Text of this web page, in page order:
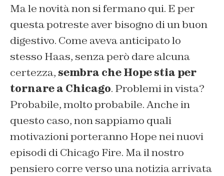
Ma le novità non si fermano qui. E per
questa potreste aver bisogno di un buon
digestivo. Come aveva anticipato lo
stesso Haas, senza però dare alcuna
certezza, sembra che Hope stia per
tornare a Chicago. Problemi in vista?
Probabile, molto probabile. Anche in
questo caso, non sappiamo quali
motivazioni porteranno Hope nei nuovi
episodi di Chicago Fire. Ma il nostro
pensiero corre verso una notizia arrivata